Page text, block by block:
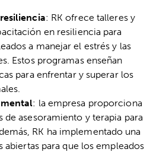
: RK ofrece talleres y
en resiliencia para
a manejar el estrés y las
Estos programas enseñan
para enfrentar y superar los
: la empresa proporciona
de asesoramiento y terapia para
RK ha implementado una
abiertas para que los empleados